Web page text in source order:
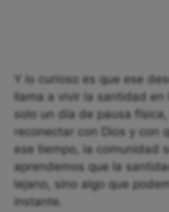
Y lo curioso es que ese
llama a vivir la santidad
solo un día de pausa
reconectar con Dios y con
ese tiempo, la comunidad
aprendemos que la
lejano, sino algo que
instante.